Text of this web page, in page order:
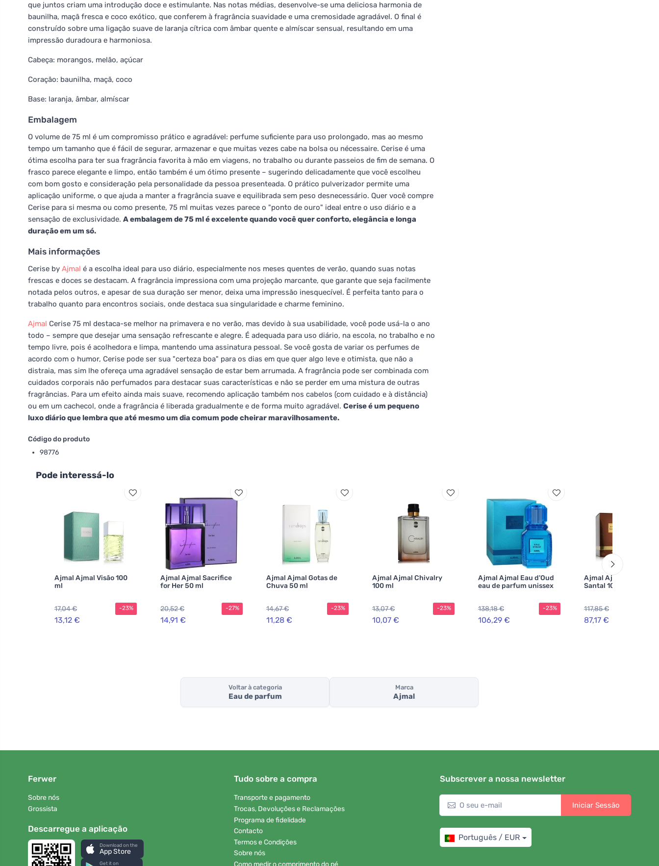
que juntos criam uma introdução doce e estimulante. Nas notas médias, desenvolve-se uma deliciosa harmonia de
baunilha, maçã fresca e coco exótico, que conferem à fragrância suavidade e uma cremosidade agradável. O final é
construído sobre uma ligação suave de laranja cítrica com âmbar quente e almíscar sensual, resultando em uma
impressão duradoura e harmoniosa.
Cabeça: morangos, melão, açúcar
Coração: baunilha, maçã, coco
Base: laranja, âmbar, almíscar
Embalagem
O volume de 75 ml é um compromisso prático e agradável: perfume suficiente para uso prolongado, mas ao mesmo
tempo um tamanho que é fácil de segurar, armazenar e que muitas vezes cabe na bolsa ou nécessaire. Cerise é uma
ótima escolha para ter sua fragrância favorita à mão em viagens, no trabalho ou durante passeios de fim de semana. O
frasco parece elegante e limpo, então também é um ótimo presente – sugerindo delicadamente que você escolheu
com bom gosto e consideração pela personalidade da pessoa presenteada. O prático pulverizador permite uma
aplicação uniforme, o que ajuda a manter a fragrância suave e equilibrada sem peso desnecessário. Quer você compre
Cerise para si mesma ou como presente, 75 ml muitas vezes parece o "ponto de ouro" ideal entre o uso diário e a
sensação de exclusividade. A embalagem de 75 ml é excelente quando você quer conforto, elegância e longa
duração em um só.
Mais informações
Cerise by Ajmal é a escolha ideal para uso diário, especialmente nos meses quentes de verão, quando suas notas
frescas e doces se destacam. A fragrância impressiona com uma projeção marcante, que garante que seja facilmente
notada pelos outros, e apesar de sua duração ser menor, deixa uma impressão inesquecível. É perfeita tanto para o
trabalho quanto para encontros sociais, onde destaca sua singularidade e charme feminino.
Ajmal Cerise 75 ml destaca-se melhor na primavera e no verão, mas devido à sua usabilidade, você pode usá-la o ano
todo – sempre que desejar uma sensação refrescante e alegre. É adequada para uso diário, na escola, no trabalho e no
tempo livre, pois é acolhedora e limpa, mantendo uma assinatura pessoal. Se você gosta de variar os perfumes de
acordo com o humor, Cerise pode ser sua "certeza boa" para os dias em que quer algo leve e otimista, que não a
distraia, mas sim lhe ofereça uma agradável sensação de estar bem arrumada. A fragrância pode ser combinada com
cuidados corporais não perfumados para destacar suas características e não se perder em uma mistura de outras
fragrâncias. Para um efeito ainda mais suave, recomendo aplicação também nos cabelos (com cuidado e à distância)
ou em um cachecol, onde a fragrância é liberada gradualmente e de forma muito agradável. Cerise é um pequeno
luxo diário que lembra que até mesmo um dia comum pode cheirar maravilhosamente.
Código do produto
98776
Pode interessá-lo
Ajmal Ajmal Visão 100
ml
17,04 €
13,12 €
-23%
Ajmal Ajmal Sacrifice
for Her 50 ml
20,52 €
14,91 €
-27%
Ajmal Ajmal Gotas de
Chuva 50 ml
14,67 €
11,28 €
-23%
Ajmal Ajmal Chivalry
100 ml
13,07 €
10,07 €
-23%
Ajmal Ajmal Eau d'Oud
eau de parfum unissex
138,18 €
106,29 €
-23%
Ajmal Ajmal Amber
Santal 100 ml
117,85 €
87,17 €
Voltar à categoria
Eau de parfum
Marca
Ajmal
Ferwer
Sobre nós
Grossista
Descarregue a aplicação
Download on the
App Store
Get it on
Tudo sobre a compra
Transporte e pagamento
Trocas, Devoluções e Reclamações
Programa de fidelidade
Contacto
Termos e Condições
Sobre nós
Como medir o comprimento do pé
Subscrever a nossa newsletter
Iniciar Sessão
Português / EUR